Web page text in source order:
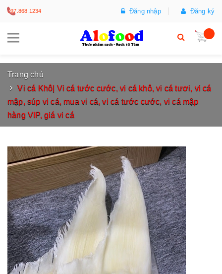
097.868.1234 Đăng nhập Đăng ký
Trang chủ
Vi cá Khô| Vi cá tước cước, vi cá khô, vi cá tươi, vi cá
mập, súp vi cá, mua vi cá, vi cá tước cước, vi cá mập
hàng VIP, giá vi cá